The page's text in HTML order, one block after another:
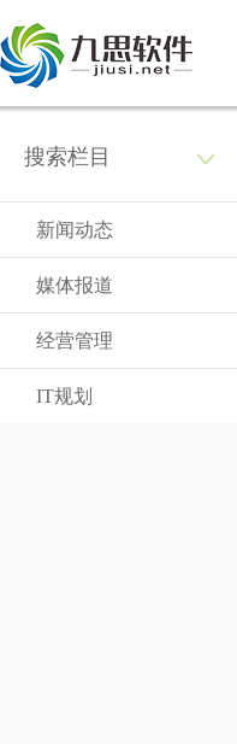
搜索栏目
新闻动态
媒体报道
经营管理
IT规划